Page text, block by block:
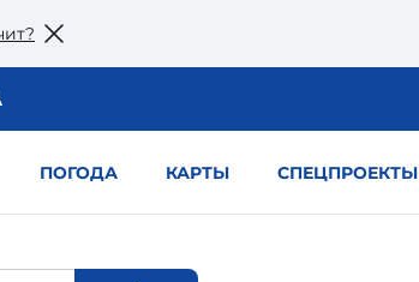
ПОГОДА КАРТЫ СПЕЦПРОЕКТЫ